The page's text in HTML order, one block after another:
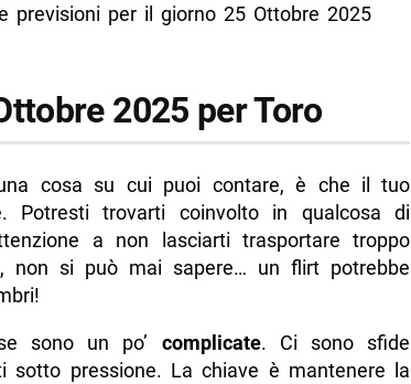
previsioni per il giorno 25 Ottobre 2025
2025 per Toro
cosa su cui puoi contare, è che il tuo
Potresti trovarti coinvolto in qualcosa di
a non lasciarti trasportare troppo
non si può mai sapere… un flirt potrebbe
sono un po’ complicate. Ci sono sfide
sotto pressione. La chiave è mantenere la